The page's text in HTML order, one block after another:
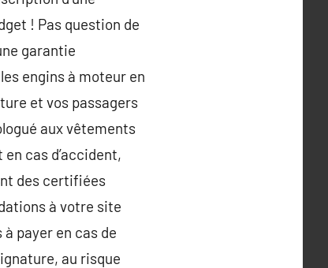
! Pas question de
garantie
engins à moteur en
et vos passagers
aux vêtements
cas d’accident,
des certifiées
à votre site
payer en cas de
au risque